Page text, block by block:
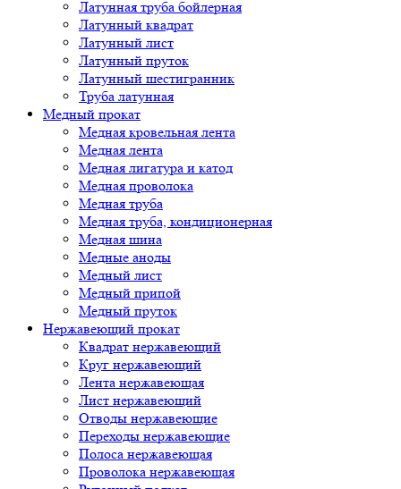
Латунная труба бойлерная
Латунный квадрат
Латунный лист
Латунный пруток
Латунный шестигранник
Труба латунная
Медный прокат
Медная кровельная лента
Медная лента
Медная лигатура и катод
Медная проволока
Медная труба
Медная труба, кондиционерная
Медная шина
Медные аноды
Медный лист
Медный припой
Медный пруток
Нержавеющий прокат
Квадрат нержавеющий
Круг нержавеющий
Лента нержавеющая
Лист нержавеющий
Отводы нержавеющие
Переходы нержавеющие
Полоса нержавеющая
Проволока нержавеющая